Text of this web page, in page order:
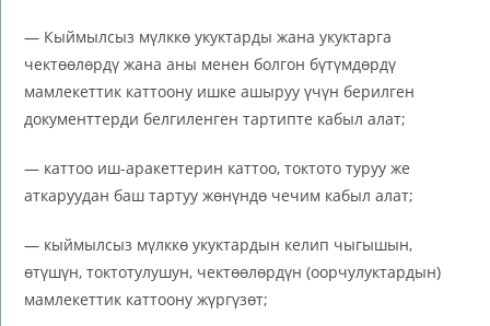
— Кыймылсыз мүлккө укуктарды жана укуктарга
чектөөлөрдү жана аны менен болгон бүтүмдөрдү
мамлекеттик каттоону ишке ашыруу үчүн берилген
документтерди белгиленген тартипте кабыл алат;
— каттоо иш-аракеттерин каттоо, токтото туруу же
аткаруудан баш тартуу жөнүндө чечим кабыл алат;
— кыймылсыз мүлккө укуктардын келип чыгышын,
өтүшүн, токтотулушун, чектөөлөрдүн (оорчулуктардын)
мамлекеттик каттоону жүргүзөт;